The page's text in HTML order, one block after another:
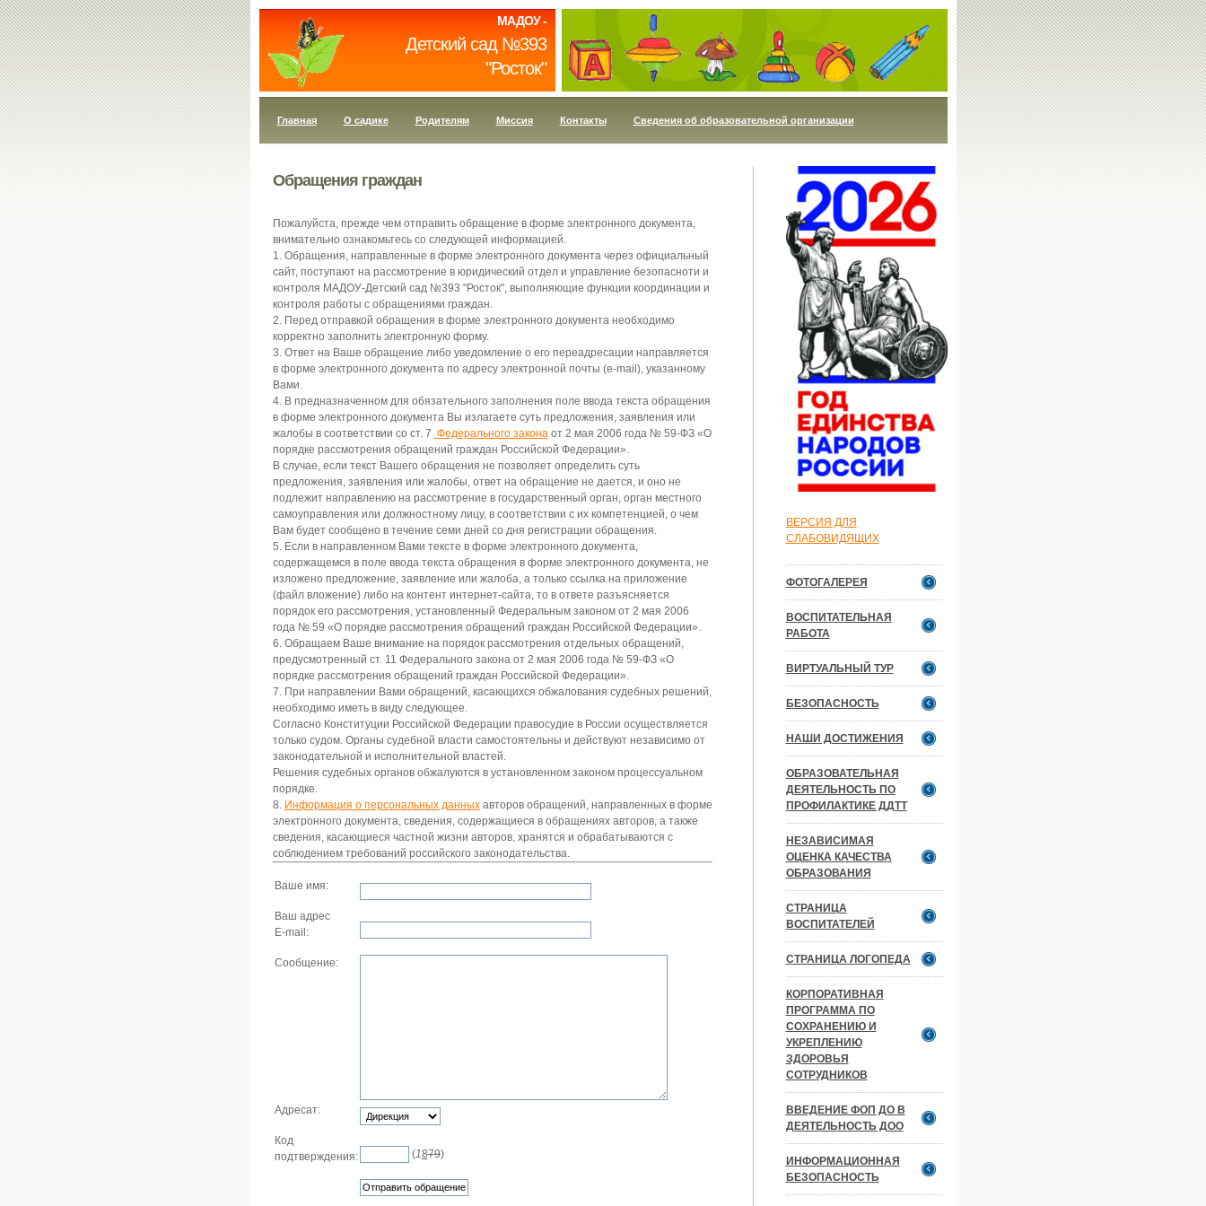
МАДОУ -
Детский сад №393
"Росток"
Главная О садике Родителям Миссия Контакты Сведения об образовательной организации
Обращения граждан
Пожалуйста, прежде чем отправить обращение в форме электронного документа,
внимательно ознакомьтесь со следующей информацией.
1. Обращения, направленные в форме электронного документа через официальный
сайт, поступают на рассмотрение в юридический отдел и управление безопасноти и
контроля МАДОУ-Детский сад №393 "Росток", выполняющие функции координации и
контроля работы с обращениями граждан.
2. Перед отправкой обращения в форме электронного документа необходимо
корректно заполнить электронную форму.
3. Ответ на Ваше обращение либо уведомление о его переадресации направляется
в форме электронного документа по адресу электронной почты (e-mail), указанному
Вами.
4. В предназначенном для обязательного заполнения поле ввода текста обращения
в форме электронного документа Вы излагаете суть предложения, заявления или
жалобы в соответствии со ст. 7 Федерального законаот 2 мая 2006 года № 59-ФЗ «О
порядке рассмотрения обращений граждан Российской Федерации».
В случае, если текст Вашего обращения не позволяет определить суть
предложения, заявления или жалобы, ответ на обращение не дается, и оно не
подлежит направлению на рассмотрение в государственный орган, орган местного
самоуправления или должностному лицу, в соответствии с их компетенцией, о чем
Вам будет сообщено в течение семи дней со дня регистрации обращения.
5. Если в направленном Вами тексте в форме электронного документа,
содержащемся в поле ввода текста обращения в форме электронного документа, не
изложено предложение, заявление или жалоба, а только ссылка на приложение
(файл вложение) либо на контент интернет-сайта, то в ответе разъясняется
порядок его рассмотрения, установленный Федеральным законом от 2 мая 2006
года № 59 «О порядке рассмотрения обращений граждан Российской Федерации».
6. Обращаем Ваше внимание на порядок рассмотрения отдельных обращений,
предусмотренный ст. 11 Федерального закона от 2 мая 2006 года № 59-ФЗ «О
порядке рассмотрения обращений граждан Российской Федерации».
7. При направлении Вами обращений, касающихся обжалования судебных решений,
необходимо иметь в виду следующее.
Согласно Конституции Российской Федерации правосудие в России осуществляется
только судом. Органы судебной власти самостоятельны и действуют независимо от
законодательной и исполнительной властей.
Решения судебных органов обжалуются в установленном законом процессуальном
порядке.
8. Информация о персональных данныхавторов обращений, направленных в форме
электронного документа, сведения, содержащиеся в обращениях авторов, а также
сведения, касающиеся частной жизни авторов, хранятся и обрабатываются с
соблюдением требований российского законодательства.
Ваше имя:
Ваш адрес
E-mail:
Сообщение:
Адресат:
Код
подтверждения:
(1879)
ВЕРСИЯ ДЛЯ
СЛАБОВИДЯЩИХ
ФОТОГАЛЕРЕЯ
ВОСПИТАТЕЛЬНАЯ
РАБОТА
ВИРТУАЛЬНЫЙ ТУР
БЕЗОПАСНОСТЬ
НАШИ ДОСТИЖЕНИЯ
ОБРАЗОВАТЕЛЬНАЯ
ДЕЯТЕЛЬНОСТЬ ПО
ПРОФИЛАКТИКЕ ДДТТ
НЕЗАВИСИМАЯ
ОЦЕНКА КАЧЕСТВА
ОБРАЗОВАНИЯ
СТРАНИЦА
ВОСПИТАТЕЛЕЙ
СТРАНИЦА ЛОГОПЕДА
КОРПОРАТИВНАЯ
ПРОГРАММА ПО
СОХРАНЕНИЮ И
УКРЕПЛЕНИЮ
ЗДОРОВЬЯ
СОТРУДНИКОВ
ВВЕДЕНИЕ ФОП ДО В
ДЕЯТЕЛЬНОСТЬ ДОО
ИНФОРМАЦИОННАЯ
БЕЗОПАСНОСТЬ